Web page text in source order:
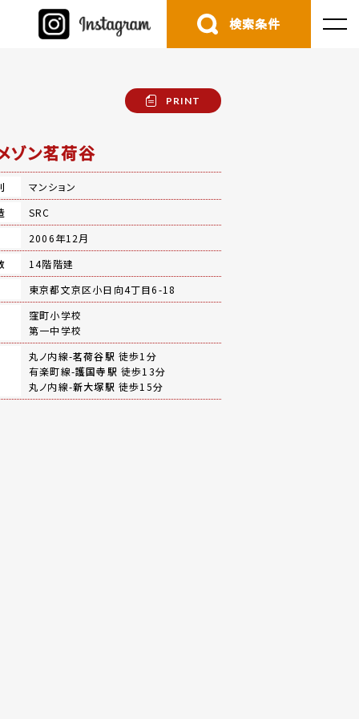
検索条件
PRINT
ゾン茗荷谷
マンション
SRC
2006年12月
14階階建
東京都文京区小日向4丁目6-18
窪町小学校
第一中学校
丸ノ内線-茗荷谷駅 徒歩1分
有楽町線-護国寺駅 徒歩13分
丸ノ内線-新大塚駅 徒歩15分